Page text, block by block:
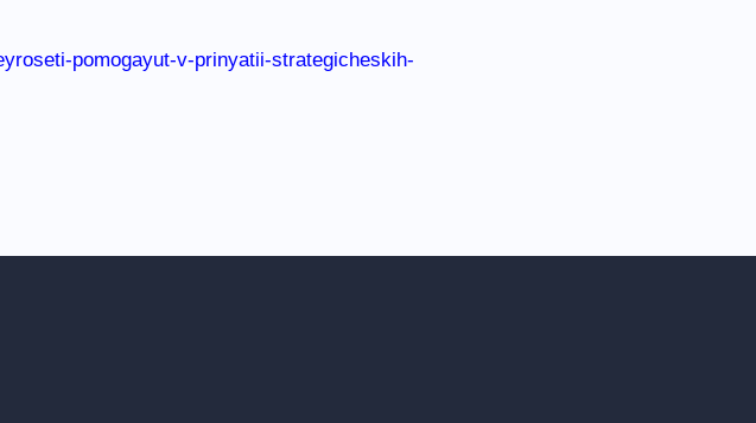
pomogayut-v-prinyatii-strategicheskih-